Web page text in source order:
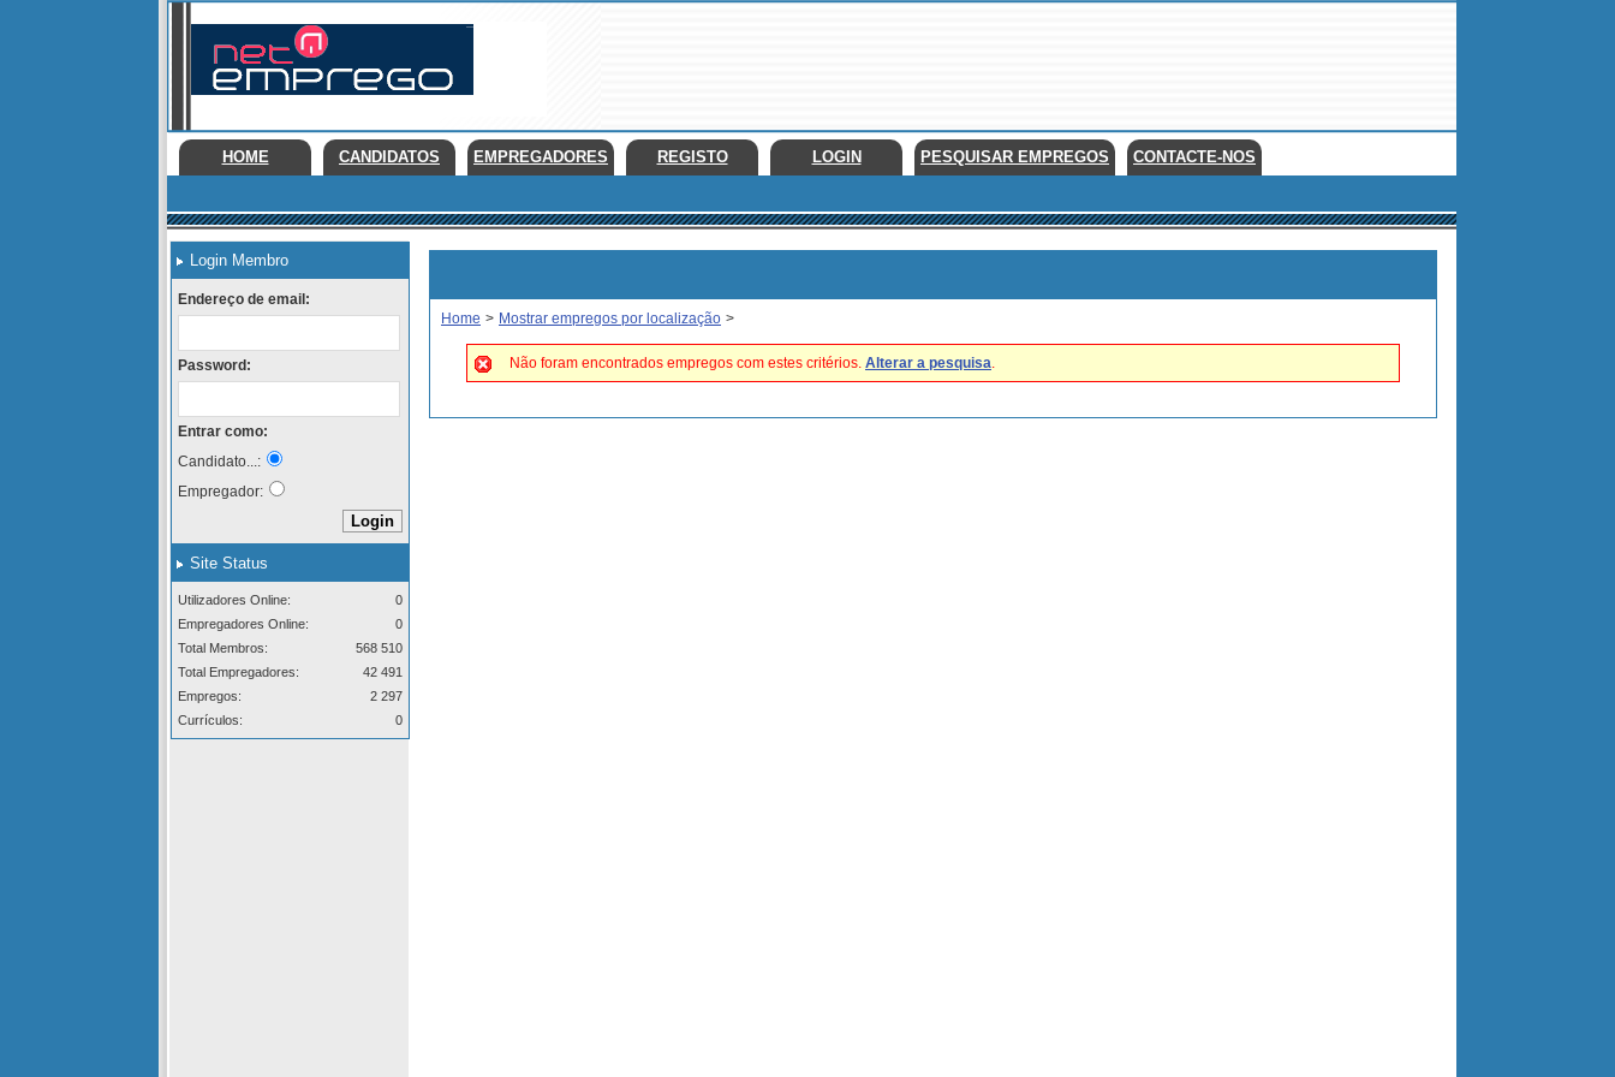
HOME CANDIDATOS EMPREGADORES REGISTO LOGIN PESQUISAR EMPREGOS CONTACTE-NOS
Login Membro
Endereço de email:
Password:
Entrar como:
Candidato...:
Empregador:
Site Status
Utilizadores Online:
0
Empregadores Online:
0
Total Membros:
568 510
Total Empregadores:
42 491
Empregos:
2 297
Currículos:
0
Home > Mostrar empregos por localização >
Não foram encontrados empregos com estes critérios. Alterar a pesquisa.